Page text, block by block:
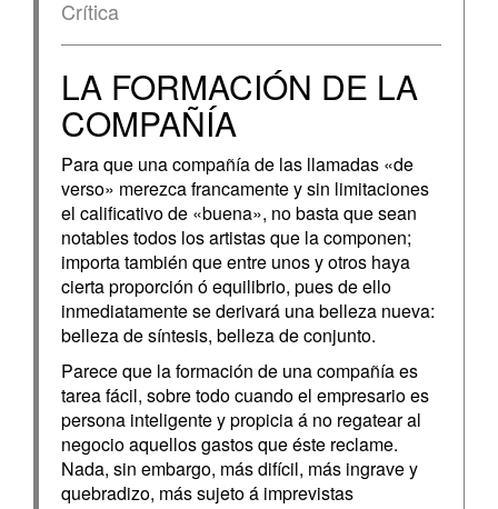
Crítica
LA FORMACIÓN DE LA
COMPAÑÍA
Para que una compañía de las llamadas «de
verso» merezca francamente y sin limitaciones
el calificativo de «buena», no basta que sean
notables todos los artistas que la componen;
importa también que entre unos y otros haya
cierta proporción ó equilibrio, pues de ello
inmediatamente se derivará una belleza nueva:
belleza de síntesis, belleza de conjunto.
Parece que la formación de una compañía es
tarea fácil, sobre todo cuando el empresario es
persona inteligente y propicia á no regatear al
negocio aquellos gastos que éste reclame.
Nada, sin embargo, más difícil, más ingrave y
quebradizo, más sujeto á imprevistas